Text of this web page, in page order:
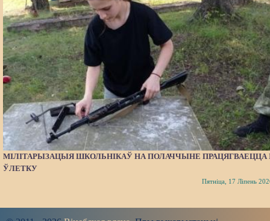
МІЛІТАРЫЗАЦЫЯ ШКОЛЬНІКАЎ НА ПОЛАЧЧЫНЕ ПРАЦЯГВАЕЦЦА
ЎЛЕТКУ
Пятніца, 17 Ліпень